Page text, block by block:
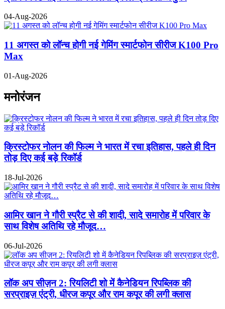
04-Aug-2026
11 अगस्त को लॉन्च होगी नई गेमिंग स्मार्टफोन सीरीज K100 Pro
Max
01-Aug-2026
मनोरंजन
क्रिस्टोफर नोलन की फिल्म ने भारत में रचा इतिहास, पहले ही दिन
तोड़ दिए कई बड़े रिकॉर्ड
18-Jul-2026
आमिर खान ने गौरी स्प्रैट से की शादी, सादे समारोह में परिवार के
साथ विशेष अतिथि रहे मौजूद…
06-Jul-2026
लॉक अप सीज़न 2: रियलिटी शो में कैनेडियन रिपब्लिक की
सरप्राइज़ एंट्री, धीरज कपूर और राम कपूर की लगी क्लास